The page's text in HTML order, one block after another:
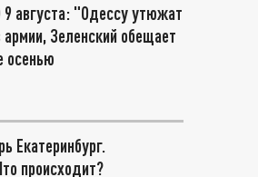
августа: "Одессу утюжат
Зеленский обещает
осенью
Екатеринбург.
происходит?